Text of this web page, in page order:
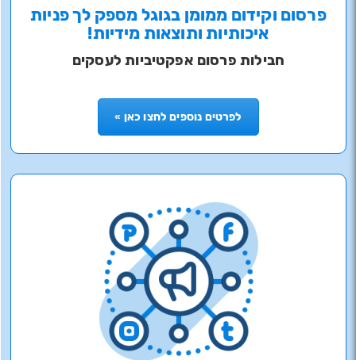
פרסום וקידום ממומן בגוגל מספק לך פניות
איכותיות ותוצאות מידיות!
חבילות פרסום אפקטיביות לעסקים
לפרטים נוספים לחצו כאן »